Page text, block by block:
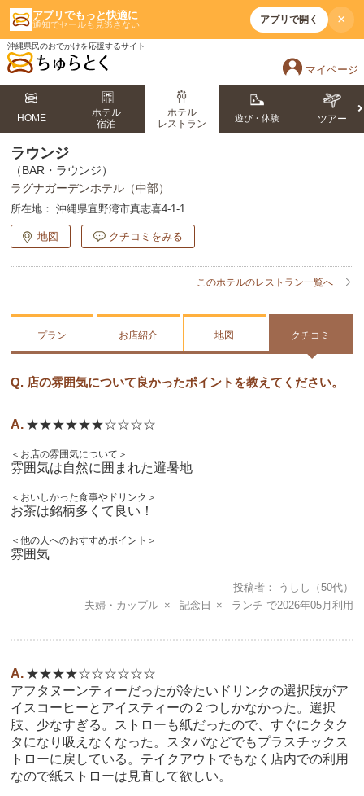
アプリでもっと快適に
通知でセールも見逃さない アプリで開く ×
沖縄県民のおでかけを応援するサイト
マイページ
HOME
ホテル
宿泊
ホテル
レストラン
遊び・体験 ツアー
ラウンジ
（BAR・ラウンジ）
ラグナガーデンホテル（中部）
所在地： 沖縄県宜野湾市真志喜4-1-1
地図 クチコミをみる
このホテルのレストラン一覧へ
プラン お店紹介 地図 クチコミ
Q. 店の雰囲気について良かったポイントを教えてください。
★★★★★★☆☆☆☆
＜お店の雰囲気について＞
雰囲気は自然に囲まれた避暑地
＜おいしかった食事やドリンク＞
お茶は銘柄多くて良い！
＜他の人へのおすすめポイント＞
雰囲気
投稿者 うしし
（50代）
夫婦・カップル
記念日 ランチ 2026年05月
★★★★☆☆☆☆☆☆
アフタヌーンティーだったが冷たいドリンクの選択肢がア
イスコーヒーとアイスティーの２つしかなかった。選択
肢、少なすぎる。ストローも紙だったので、すぐにクタク
タになり吸えなくなった。スタバなどでもプラスチックス
トローに戻している。テイクアウトでもなく店内での利用
なので紙ストローは見直して欲しい。